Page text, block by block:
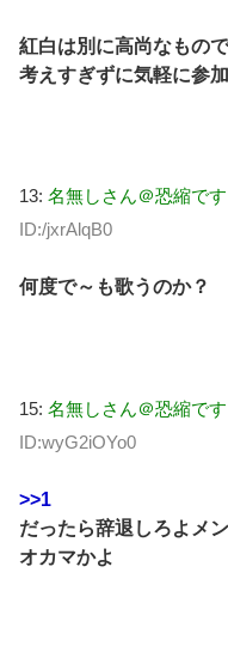
紅白は別に高尚なもの
考えすぎずに気軽に参
13: 名無しさん＠恐縮です
ID:/jxrAlqB0
何度で～も歌うのか？
15: 名無しさん＠恐縮です
ID:wyG2iOYo0
>>1
だったら辞退しろよメ
オカマかよ